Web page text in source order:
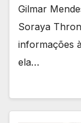
Gilmar
Soraya
informações
ela…